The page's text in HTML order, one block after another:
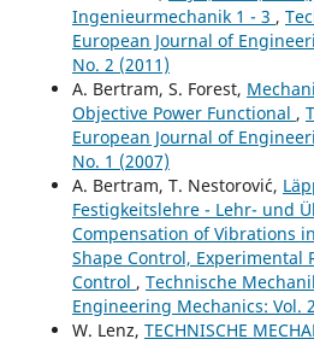
Ingenieurmechanik 1 - 3 ,
European Journal of
No. 2 (2011)
A. Bertram, S. Forest,
Objective Power Functional ,
European Journal of
No. 1 (2007)
A. Bertram, T. Nestorovi´c,
Festigkeitslehre - Lehr- und
Compensation of Vibrations
Shape Control, Experimental
Control , Technische
Engineering Mechanics: Vol.
W. Lenz, TECHNISCHE